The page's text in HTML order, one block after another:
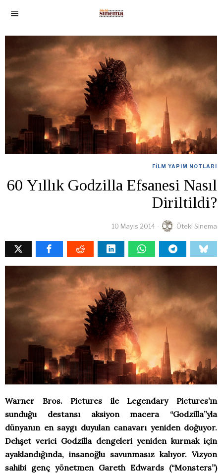
FILM YAPIM NOTLARI
60 Yıllık Godzilla Efsanesi Nasıl
Diriltildi?
10 Mayıs 2014 Öteki Sinema
Warner Bros. Pictures ile Legendary Pictures’ın
sunduğu destansı aksiyon macera “Godzilla”yla
dünyanın en saygı duyulan canavarı yeniden doğuyor.
Dehşet verici Godzilla dengeleri yeniden kurmak için
ayaklandığında, insanoğlu savunmasız kalıyor. Vizyon
sahibi genç yönetmen Gareth Edwards (“Monsters”)